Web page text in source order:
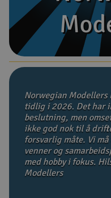
Båter
Droner
Droner for FPV
Fly
Helikopter
Kamerautstyr
Modellbygging,
Norwegian
tidlig i 2026. Det har
beslutning, men
ikke god nok til å
forsvarlig måte. Vi
venner og
med hobby i fokus.
Modellers